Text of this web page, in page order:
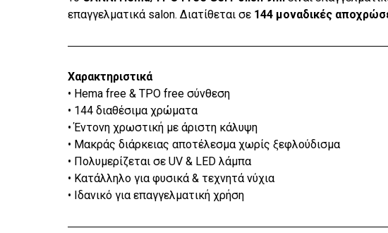
επαγγελματικά salon. Διατίθεται σε 144 μοναδικές
Χαρακτηριστικά
• Hema free & TPO free σύνθεση
• 144 διαθέσιμα χρώματα
• Έντονη χρωστική με άριστη κάλυψη
• Μακράς διάρκειας αποτέλεσμα χωρίς ξεφλούδισμα
• Πολυμερίζεται σε UV & LED λάμπα
• Κατάλληλο για φυσικά & τεχνητά νύχια
• Ιδανικό για επαγγελματική χρήση